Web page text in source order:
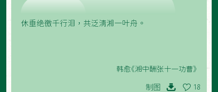
休垂绝徼千行泪，共泛清湘一叶舟。
韩愈《湘中酬张十一功曹》
制图 18